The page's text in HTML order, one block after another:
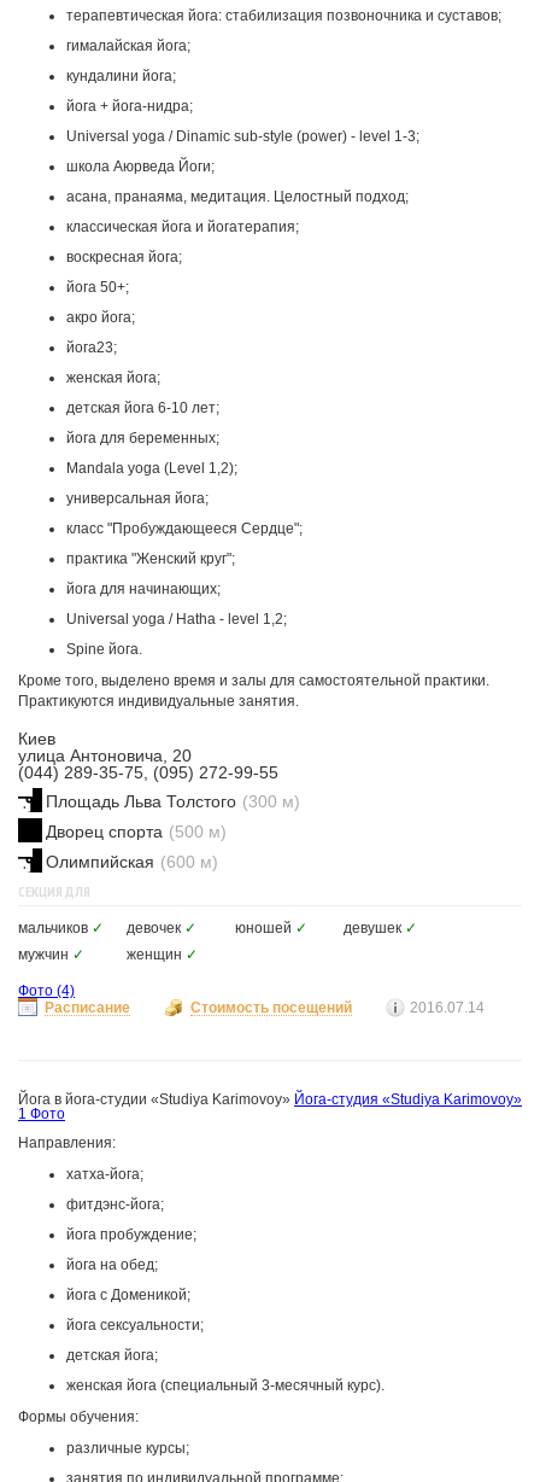
терапевтическая йога: стабилизация позвоночника и суставов;
гималайская йога;
кундалини йога;
йога + йога-нидра;
Universal yoga / Dinamic sub-style (power) - level 1-3;
школа Аюрведа Йоги;
асана, пранаяма, медитация. Целостный подход;
классическая йога и йогатерапия;
воскресная йога;
йога 50+;
акро йога;
йога23;
женская йога;
детская йога 6-10 лет;
йога для беременных;
Mandala yoga (Level 1,2);
универсальная йога;
класс "Пробуждающееся Сердце";
практика "Женский круг";
йога для начинающих;
Universal yoga / Hatha - level 1,2;
Spine йога.
Кроме того, выделено время и залы для самостоятельной практики.
Практикуются индивидуальные занятия.
Киев
улица Антоновича, 20
(044) 289-35-75, (095) 272-99-55
Площадь Льва Толстого (300 м)
Дворец спорта (500 м)
Олимпийская (600 м)
СЕКЦИЯ ДЛЯ
мальчиков ✓ девочек ✓ юношей ✓ девушек ✓
мужчин ✓ женщин ✓
Фото (4)
Расписание
Стоимость посещений 2016.07.14
Йога в йога-студии «Studiya Karimovoy» Йога-студия «Studiya Karimovoy»
1 Фото
Направления:
хатха-йога;
фитдэнс-йога;
йога пробуждение;
йога на обед;
йога с Доменикой;
йога сексуальности;
детская йога;
женская йога (специальный 3-месячный курс).
Формы обучения:
различные курсы;
занятия по индивидуальной программе;